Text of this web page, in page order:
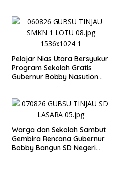
Pelajar Nias Utara Bersyukur
Program Sekolah Gratis
Gubernur Bobby Nasution
Warga dan Sekolah Sambut
Gembira Rencana Gubernur
Bobby Bangun SD Negeri